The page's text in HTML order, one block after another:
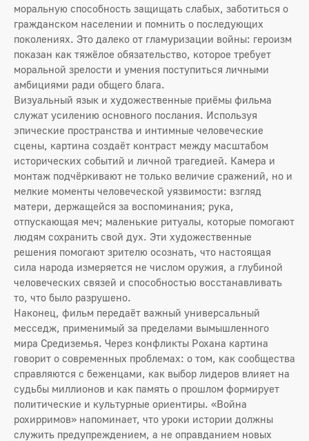
моральную способность защищать слабых, заботиться о
гражданском населении и помнить о последующих
поколениях. Это далеко от гламуризации войны: героизм
показан как тяжёлое обязательство, которое требует
моральной зрелости и умения поступиться личными
амбициями ради общего блага.
Визуальный язык и художественные приёмы фильма
служат усилению основного послания. Используя
эпические пространства и интимные человеческие
сцены, картина создаёт контраст между масштабом
исторических событий и личной трагедией. Камера и
монтаж подчёркивают не только величие сражений, но и
мелкие моменты человеческой уязвимости: взгляд
матери, держащейся за воспоминания; рука,
отпускающая меч; маленькие ритуалы, которые помогают
людям сохранить свой дух. Эти художественные
решения помогают зрителю осознать, что настоящая
сила народа измеряется не числом оружия, а глубиной
человеческих связей и способностью восстанавливать
то, что было разрушено.
Наконец, фильм передаёт важный универсальный
месседж, применимый за пределами вымышленного
мира Средиземья. Через конфликты Рохана картина
говорит о современных проблемах: о том, как сообщества
справляются с беженцами, как выбор лидеров влияет на
судьбы миллионов и как память о прошлом формирует
политические и культурные ориентиры. «Война
рохирримов» напоминает, что уроки истории должны
служить предупреждением, а не оправданием новых